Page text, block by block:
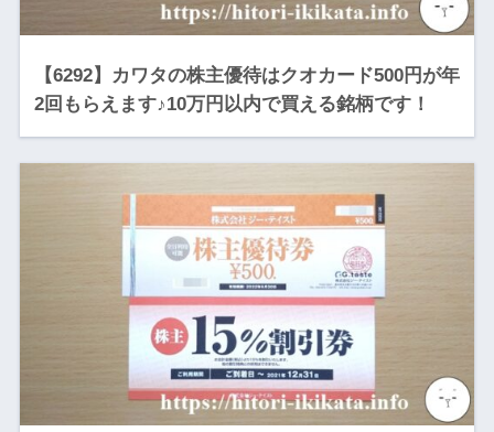
【6292】カワタの株主優待はクオカード500円が年
2回もらえます♪10万円以内で買える銘柄です！